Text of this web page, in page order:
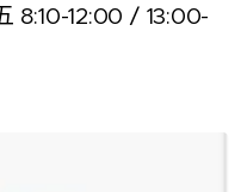
8:10-12:00 / 13:00-